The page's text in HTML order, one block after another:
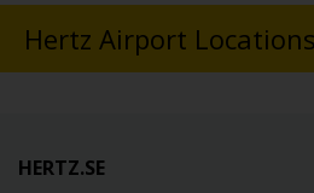
Hertz Airport
HERTZ.SE